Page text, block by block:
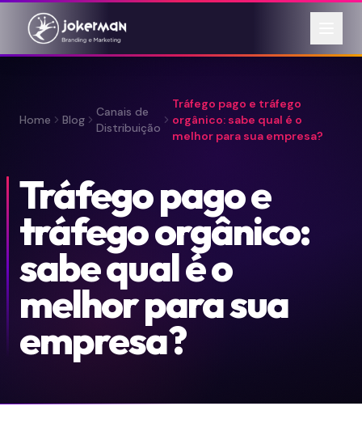
Home Blog
Canais de
Distribuição
Tráfego pago e tráfego
orgânico: sabe qual é o
melhor para sua empresa?
Tráfego pago e
tráfego orgânico:
sabe qual é o
melhor para sua
empresa?